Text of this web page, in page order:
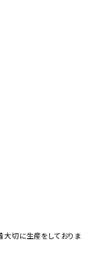
大切に生産をしておりま